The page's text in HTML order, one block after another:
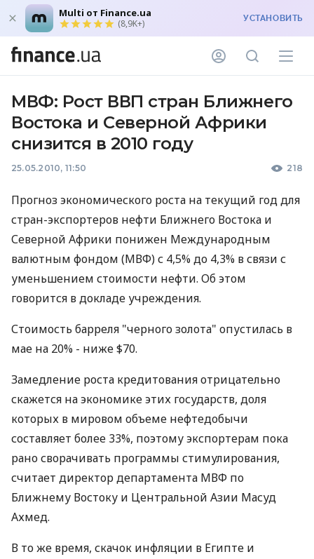
Multi от Finance.ua
(8,9K+) УСТАНОВИТЬ
МВФ: Рост ВВП стран Ближнего
Востока и Северной Африки
снизится в 2010 году
25.05.2010, 11:50 218
Прогноз экономического роста на текущий год для
стран-экспортеров нефти Ближнего Востока и
Северной Африки понижен Международным
валютным фондом (МВФ) с 4,5% до 4,3% в связи с
уменьшением стоимости нефти. Об этом
говорится в докладе учреждения.
Стоимость барреля "черного золота" опустилась в
мае на 20% - ниже $70.
Замедление роста кредитования отрицательно
скажется на экономике этих государств, доля
которых в мировом объеме нефтедобычи
составляет более 33%, поэтому экспортерам пока
рано сворачивать программы стимулирования,
считает директор департамента МВФ по
Ближнему Востоку и Центральной Азии Масуд
Ахмед.
В то же время, скачок инфляции в Египте и